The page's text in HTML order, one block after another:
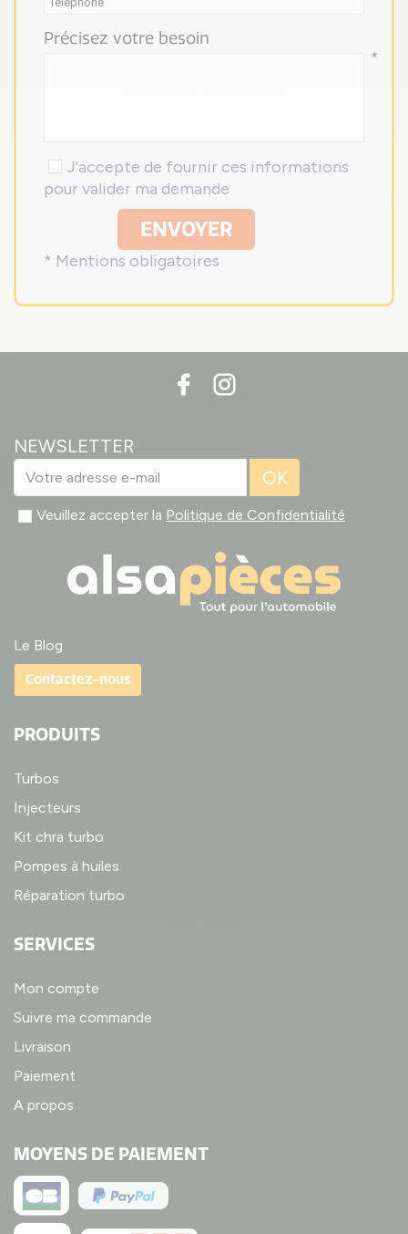
Précisez votre besoin
*
J'accepte de fournir ces informations
pour valider ma demande
ENVOYER
* Mentions obligatoires
NEWSLETTER
OK
Veuillez accepter la Politique de Confidentialité
Le Blog
Contactez-nous
PRODUITS
Turbos
Injecteurs
Kit chra turbo
Pompes à huiles
Réparation turbo
SERVICES
Mon compte
Suivre ma commande
Livraison
Paiement
A propos
MOYENS DE PAIEMENT